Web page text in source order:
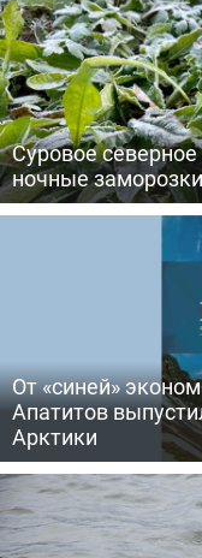
Суровое
ночные
От «синей»
Апатитов
Арктики